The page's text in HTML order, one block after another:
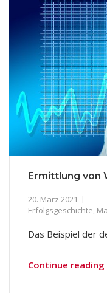
Ermittlung von
20. März 2021
Erfolgsgeschichte,
Das Beispiel der
Continue reading